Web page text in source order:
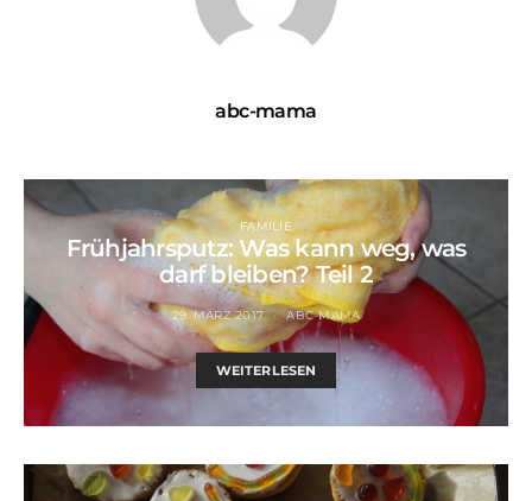
abc-mama
FAMILIE
Frühjahrsputz: Was kann weg, was
darf bleiben? Teil 2
29. MÄRZ 2017 ABC-MAMA
WEITERLESEN